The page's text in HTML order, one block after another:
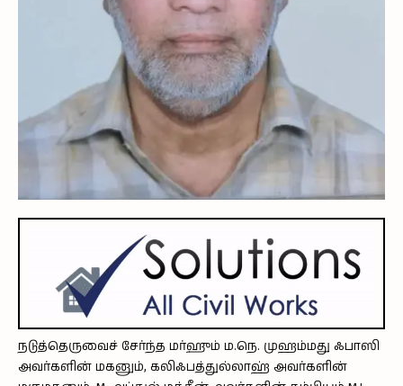
நடுத்தெருவைச் சேர்ந்த மர்ஹும் ம.நெ. முஹம்மது ஃபாஸி
அவர்களின் மகனும், கலிஃபத்துல்லாஹ் அவர்களின்